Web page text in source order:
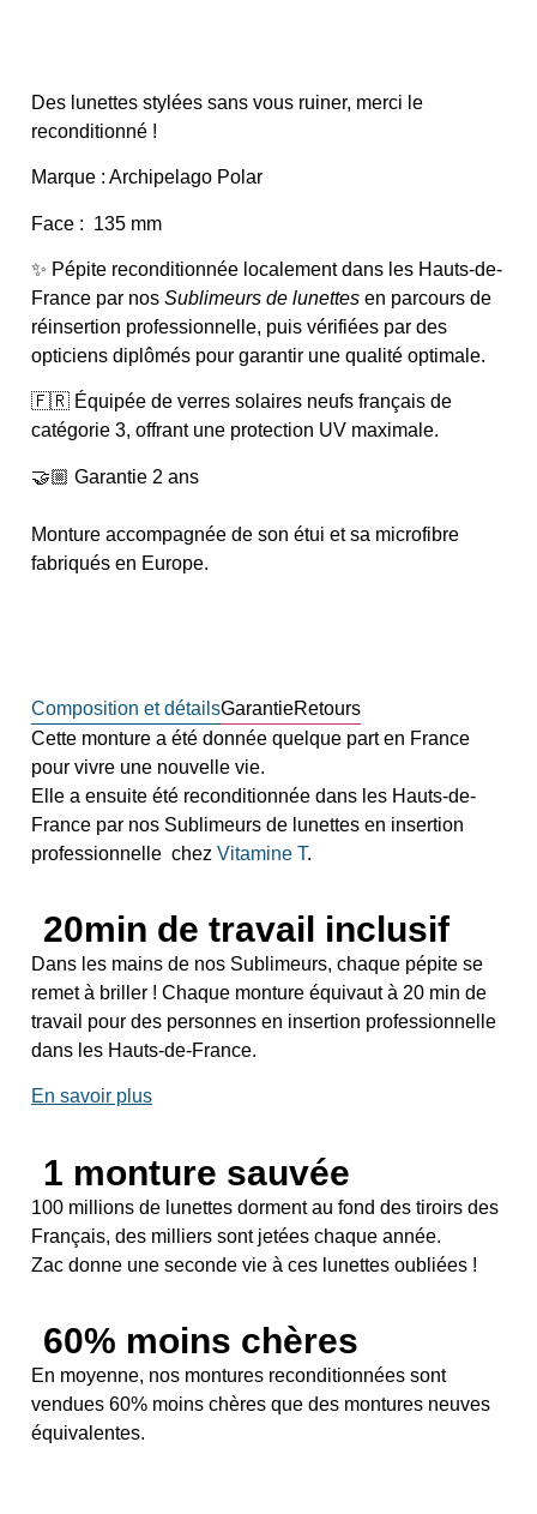
Des lunettes stylées sans vous ruiner, merci le
reconditionné !
Marque : Archipelago Polar
Face : 135 mm
✨ Pépite reconditionnée localement dans les Hauts-de-
France par nos Sublimeurs de lunettes en parcours de
réinsertion professionnelle, puis vérifiées par des
opticiens diplômés pour garantir une qualité optimale.
🇫🇷 Équipée de verres solaires neufs français de
catégorie 3, offrant une protection UV maximale.
🤝🏼 Garantie 2 ans
Monture accompagnée de son étui et sa microfibre
fabriqués en Europe.
Composition et détailsGarantieRetours
Cette monture a été donnée quelque part en France
pour vivre une nouvelle vie.
Elle a ensuite été reconditionnée dans les Hauts-de-
France par nos Sublimeurs de lunettes en insertion
professionnelle chez Vitamine T.
20min de travail inclusif
Dans les mains de nos Sublimeurs, chaque pépite se
remet à briller ! Chaque monture équivaut à 20 min de
travail pour des personnes en insertion professionnelle
dans les Hauts-de-France.
En savoir plus
1 monture sauvée
100 millions de lunettes dorment au fond des tiroirs des
Français, des milliers sont jetées chaque année.
Zac donne une seconde vie à ces lunettes oubliées !
60% moins chères
En moyenne, nos montures reconditionnées sont
vendues 60% moins chères que des montures neuves
équivalentes.